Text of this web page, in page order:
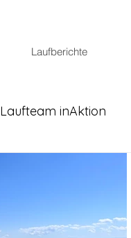
Laufberichte
Laufteam inAktion